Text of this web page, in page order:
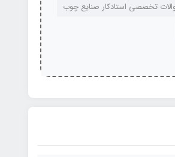
تخصصی استادکار صنایع چوب